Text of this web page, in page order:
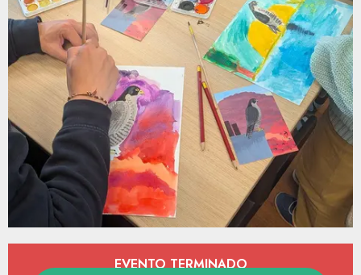
Horarios y datos de contacto
EVENTO TERMINADO